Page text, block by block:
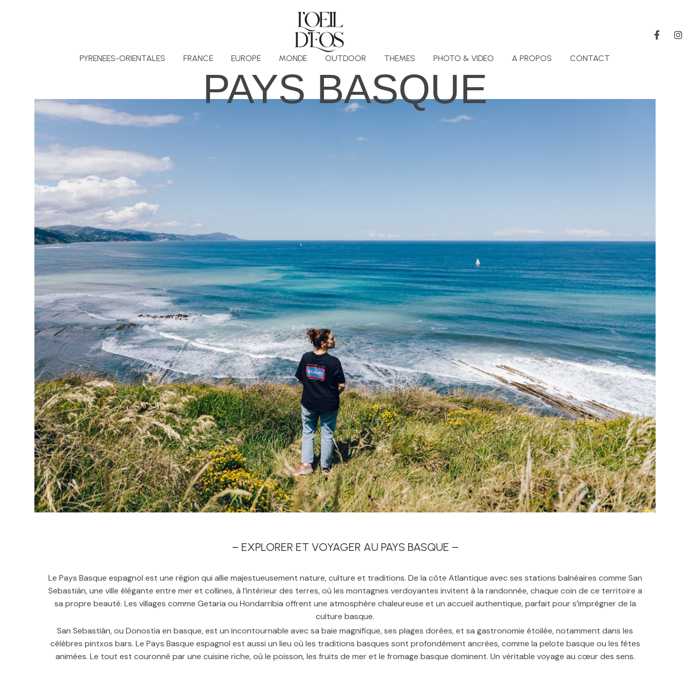
PYRENEES-ORIENTALES FRANCE EUROPE MONDE OUTDOOR THEMES PHOTO & VIDEO A PROPOS CONTACT
PAYS BASQUE
– EXPLORER ET VOYAGER AU PAYS BASQUE –
Le Pays Basque espagnol est une région qui allie majestueusement nature, culture et traditions. De la côte Atlantique avec ses stations balnéaires comme San
Sebastián, une ville élégante entre mer et collines, à l’intérieur des terres, où les montagnes verdoyantes invitent à la randonnée, chaque coin de ce territoire a
sa propre beauté. Les villages comme Getaria ou Hondarribia offrent une atmosphère chaleureuse et un accueil authentique, parfait pour s’imprégner de la
culture basque.
San Sebastián, ou Donostia en basque, est un incontournable avec sa baie magnifique, ses plages dorées, et sa gastronomie étoilée, notamment dans les
célèbres pintxos bars. Le Pays Basque espagnol est aussi un lieu où les traditions basques sont profondément ancrées, comme la pelote basque ou les fêtes
animées. Le tout est couronné par une cuisine riche, où le poisson, les fruits de mer et le fromage basque dominent. Un véritable voyage au cœur des sens.